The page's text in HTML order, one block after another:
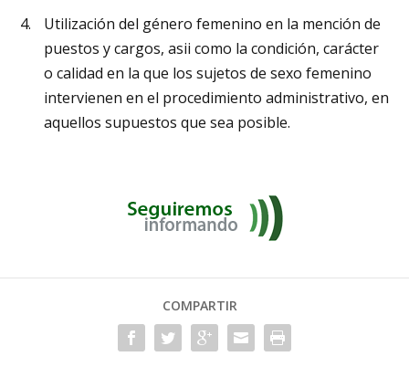
Utilización del género femenino en la mención de
puestos y cargos, asii como la condición, carácter
o calidad en la que los sujetos de sexo femenino
intervienen en el procedimiento administrativo, en
aquellos supuestos que sea posible.
COMPARTIR